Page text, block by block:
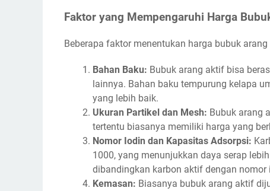
Faktor yang Mempengaruhi Harga
Beberapa faktor menentukan harga bubuk
Bahan Baku: Bubuk arang aktif bisa
lainnya. Bahan baku tempurung kelapa
yang lebih baik.
Ukuran Partikel dan Mesh: Bubuk arang
tertentu biasanya memiliki harga yang
Nomor Iodin dan Kapasitas Adsorpsi:
1000, yang menunjukkan daya serap
dibandingkan karbon aktif dengan nomor
Kemasan: Biasanya bubuk arang aktif